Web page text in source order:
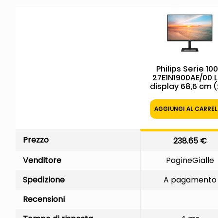
Philips Serie
27E1N1900AE/00
display 68,6 cm
Ultra HD LCD
Philips
Monitor 4K Ultra
da 27"
AGGIUNGI AL
Prezzo 238.65 €
Venditore
PagineGialle
Spedizione
A pagamento
Recensioni